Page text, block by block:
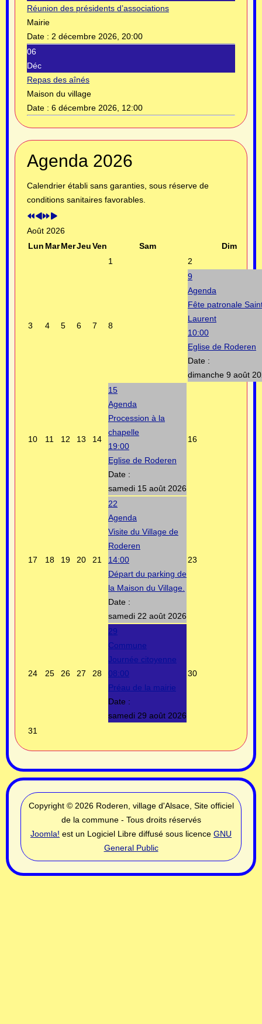
Réunion des présidents d’associations
Mairie
Date : 2 décembre 2026, 20:00
06
Déc
Repas des aînés
Maison du village
Date : 6 décembre 2026, 12:00
Agenda 2026
Calendrier établi sans garanties, sous réserve de
conditions sanitaires favorables.
Année
précédente
précédent
suivante
suivant
Août 2026
Lun MarMerJeuVen Sam
Dim
1
2
3 4 5 6 7 8
9
Agenda
Fête patronale
Laurent
10:00
Eglise de Roderen
Date :
dimanche 9 août
10 11 12 13 14
15
Agenda
Procession à la
chapelle
19:00
Eglise de Roderen
Date :
samedi 15 août 2026
16
17 18 19 20 21
22
Agenda
Visite du Village de
Roderen
14:00
Départ du parking de
la Maison du Village.
Date :
samedi 22 août 2026
23
24 25 26 27 28
29
Commune
Journée citoyenne
08:00
Préau de la mairie
Date :
samedi 29 août 2026
30
31
Copyright © 2026 Roderen, village d'Alsace, Site officiel
de la commune - Tous droits réservés
Joomla! est un Logiciel Libre diffusé sous licence GNU
General Public